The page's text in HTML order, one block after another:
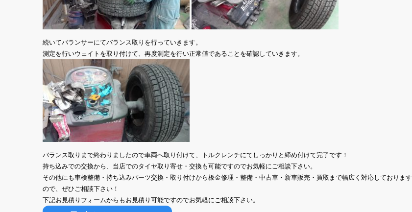
続いてバランサーにてバランス取りを行っていきます。
測定を行いウェイトを取り付けて、再度測定を行い正常値であることを確認していきます。
バランス取りまで終わりましたので車両へ取り付けて、トルクレンチにてしっかりと締め付けて完了です！
持ち込みでの交換から、当店でのタイヤ取り寄せ・交換も可能ですのでお気軽にご相談下さい。
その他にも車検整備・持ち込みパーツ交換・取り付けから板金修理・整備・中古車・新車販売・買取まで幅広く対応しております
ので、ぜひご相談下さい！
下記お見積りフォームからもお見積り可能ですのでお気軽にご相談下さい。